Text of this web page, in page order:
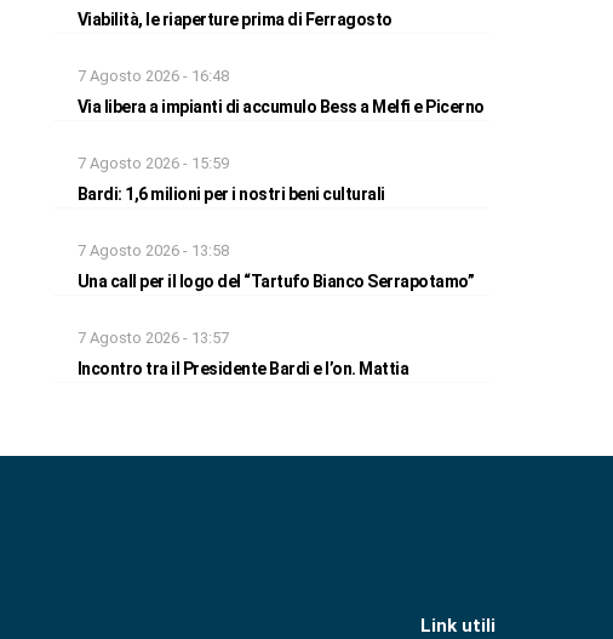
Viabilità, le riaperture prima di Ferragosto
7 Agosto 2026 - 16:48
Via libera a impianti di accumulo Bess a Melfi e Picerno
7 Agosto 2026 - 15:59
Bardi: 1,6 milioni per i nostri beni culturali
7 Agosto 2026 - 13:58
Una call per il logo del “Tartufo Bianco Serrapotamo”
7 Agosto 2026 - 13:57
Incontro tra il Presidente Bardi e l’on. Mattia
Link utili